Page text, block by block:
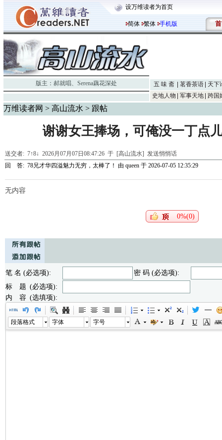
设万维读者为首页
简体 繁体 手机版 首
版主： 郝就唱、 Serena藕花深处 五 味 斋 茗香茶语
天下
史地人物
军事天地 跨国
万维读者网 > 高山流水 > 跟帖
谢谢女王捧场，可俺没一丁点
送交者: 7↑8↓ 2026月07月07日08:47:26 于 [高山流水] 发送悄悄话
回 答: 78兄才华四溢魅力无穷，太棒了！ 由 queen 于 2026-07-05 12:35:29
无内容
0%(0)
笔 名 (必选项):
密 码 (必选项):
标 题 (必选项):
内 容 (选填项):
段落格式 字体 字号